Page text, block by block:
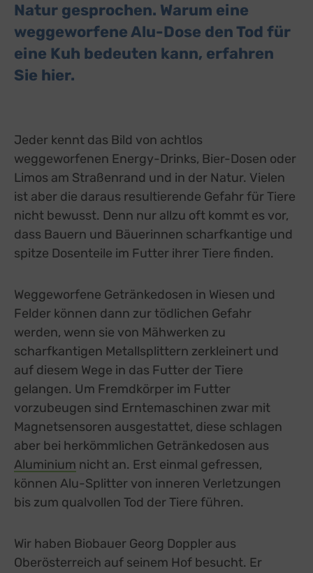
Natur gesprochen. Warum eine
weggeworfene Alu-Dose den Tod für
eine Kuh bedeuten kann, erfahren
Sie hier.
Jeder kennt das Bild von achtlos
weggeworfenen Energy-Drinks, Bier-Dosen oder
Limos am Straßenrand und in der Natur. Vielen
ist aber die daraus resultierende Gefahr für Tiere
nicht bewusst. Denn nur allzu oft kommt es vor,
dass Bauern und Bäuerinnen scharfkantige und
spitze Dosenteile im Futter ihrer Tiere finden.
Weggeworfene Getränkedosen in Wiesen und
Felder können dann zur tödlichen Gefahr
werden, wenn sie von Mähwerken zu
scharfkantigen Metallsplittern zerkleinert und
auf diesem Wege in das Futter der Tiere
gelangen. Um Fremdkörper im Futter
vorzubeugen sind Erntemaschinen zwar mit
Magnetsensoren ausgestattet, diese schlagen
aber bei herkömmlichen Getränkedosen aus
Aluminium nicht an. Erst einmal gefressen,
können Alu-Splitter von inneren Verletzungen
bis zum qualvollen Tod der Tiere führen.
Wir haben Biobauer Georg Doppler aus
Oberösterreich auf seinem Hof besucht. Er